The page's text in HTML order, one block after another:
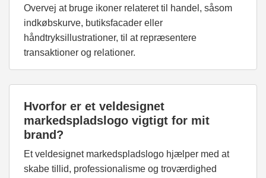
Overvej at bruge ikoner relateret til handel, såsom
indkøbskurve, butiksfacader eller
håndtryksillustrationer, til at repræsentere
transaktioner og relationer.
Hvorfor er et veldesignet
markedspladslogo vigtigt for mit
brand?
Et veldesignet markedspladslogo hjælper med at
skabe tillid, professionalisme og troværdighed